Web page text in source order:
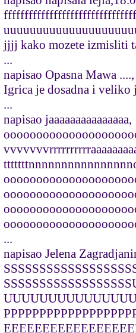
jjjj kako mozete izmisliti
...
napisao Opasna Mawa
Igrica je dosadna i
...
napisao
...
napisao Jelena